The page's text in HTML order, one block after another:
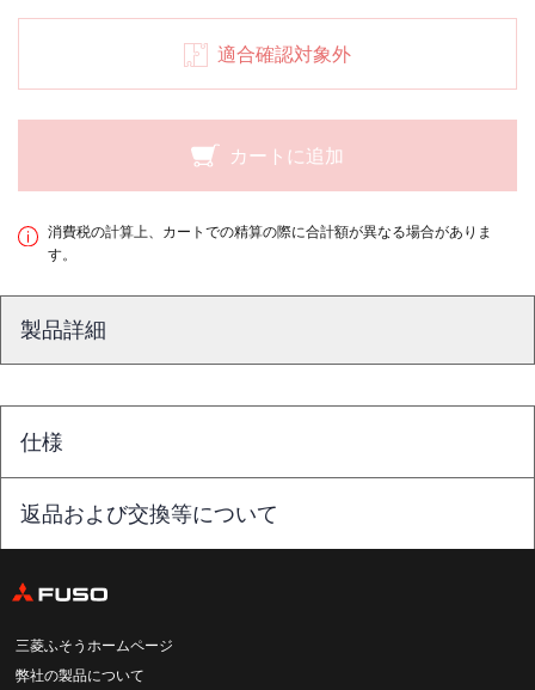
適合確認対象外
カートに追加
消費税の計算上、カートでの精算の際に合計額が異なる場合がありま
す。
製品詳細
仕様
返品および交換等について
三菱ふそうホームページ
弊社の製品について